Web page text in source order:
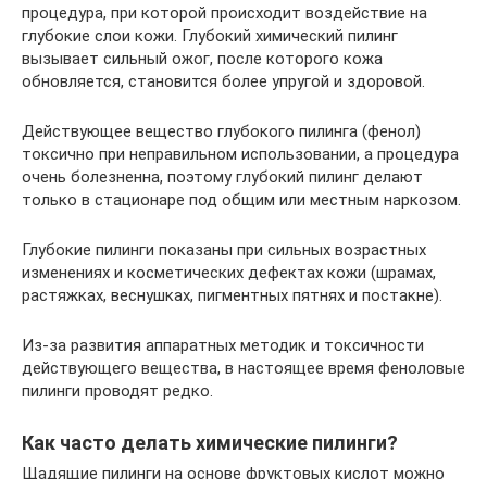
процедура, при которой происходит воздействие на
глубокие слои кожи. Глубокий химический пилинг
вызывает сильный ожог, после которого кожа
обновляется, становится более упругой и здоровой.
Действующее вещество глубокого пилинга (фенол)
токсично при неправильном использовании, а процедура
очень болезненна, поэтому глубокий пилинг делают
только в стационаре под общим или местным наркозом.
Глубокие пилинги показаны при сильных возрастных
изменениях и косметических дефектах кожи (шрамах,
растяжках, веснушках, пигментных пятнях и постакне).
Из-за развития аппаратных методик и токсичности
действующего вещества, в настоящее время феноловые
пилинги проводят редко.
Как часто делать химические пилинги?
Щадящие пилинги на основе фруктовых кислот можно